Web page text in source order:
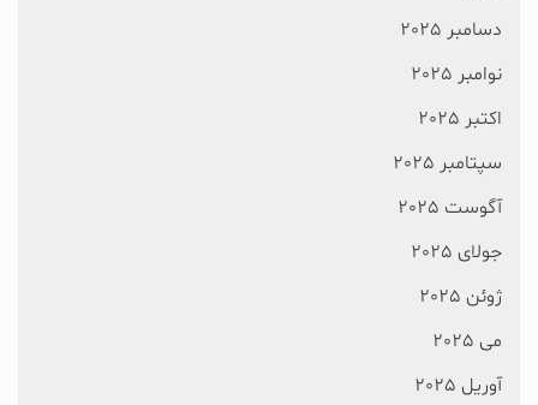
دسامبر 2025
نوامبر 2025
اکتبر 2025
سپتامبر 2025
آگوست 2025
جولای 2025
ژوئن 2025
می 2025
آوریل 2025